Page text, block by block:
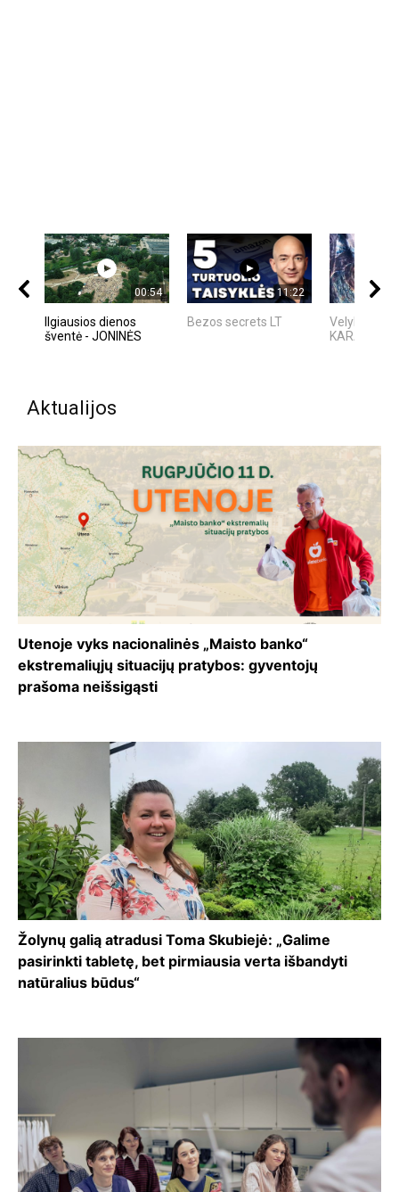
00:54
Ilgiausios dienos
šventė - JONINĖS
11:22
Bezos secrets LT
Velykų
KARALIŲ
Aktualijos
Utenoje vyks nacionalinės „Maisto banko“
ekstremaliųjų situacijų pratybos: gyventojų
prašoma neišsigąsti
Žolynų galią atradusi Toma Skubiejė: „Galime
pasirinkti tabletę, bet pirmiausia verta išbandyti
natūralius būdus“